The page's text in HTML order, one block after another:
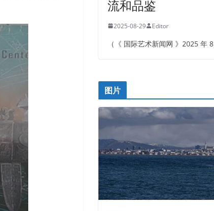
流和品鉴
2025-08-29 Editor
（《 国际艺术新闻网 》2025 年 8
图片